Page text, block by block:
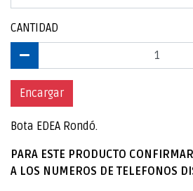
CANTIDAD
Encargar
Bota EDEA Rondó.
PARA ESTE PRODUCTO
A LOS NUMEROS DE TELEFONOS